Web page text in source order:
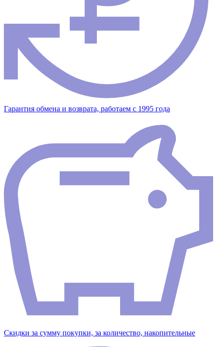
Гарантия обмена и возврата, работаем с 1995 года
Скидки за сумму покупки, за количество, накопительные